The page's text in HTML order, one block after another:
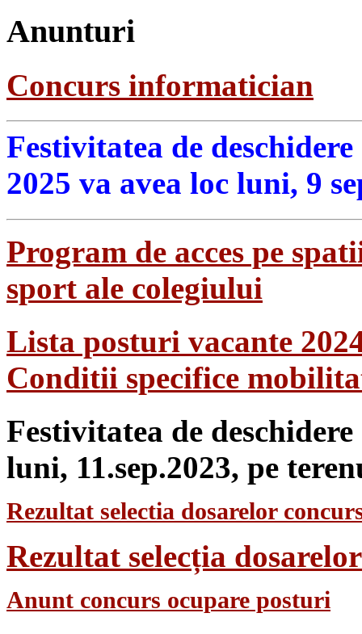
Anunturi
Concurs informatician
Festivitatea de
2025 va avea loc luni, 9
Program de acces pe
sport ale colegiului
Lista posturi vacante
Conditii specifice
Festivitatea de
luni, 11.sep.2023, pe
Rezultat selectia dosarelor
Rezultat selecția
Anunt concurs ocupare posturi